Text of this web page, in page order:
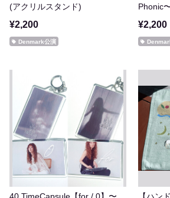
(アクリルスタンド)
¥2,200
Denmark公演
Phonic
¥2,200